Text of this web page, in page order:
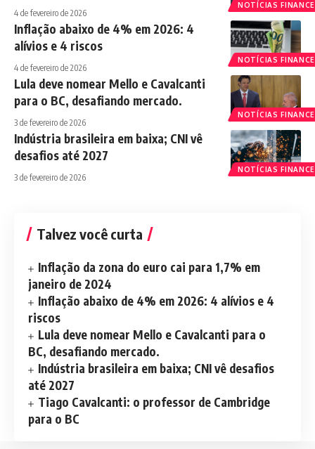
NOTÍCIAS
4 de fevereiro de 2026
NOTÍCIAS
Inflação abaixo de 4% em 2026: 4
alívios e 4 riscos
4 de fevereiro de 2026
NOTÍCIAS
Lula deve nomear Mello e Cavalcanti
para o BC, desafiando mercado.
3 de fevereiro de 2026
NOTÍCIAS
Indústria brasileira em baixa; CNI vê
desafios até 2027
3 de fevereiro de 2026
Talvez você curta
Inflação da zona do euro cai para 1,7% em
janeiro de 2024
Inflação abaixo de 4% em 2026: 4 alívios e 4
riscos
Lula deve nomear Mello e Cavalcanti para o
BC, desafiando mercado.
Indústria brasileira em baixa; CNI vê desafios
até 2027
Tiago Cavalcanti: o professor de Cambridge
para o BC